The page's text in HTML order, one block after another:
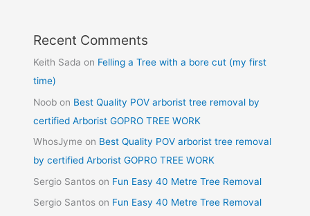
Recent Comments
Keith Sada on Felling a Tree with a bore cut (my first
time)
Noob on Best Quality POV arborist tree removal by
certified Arborist GOPRO TREE WORK
WhosJyme on Best Quality POV arborist tree removal
by certified Arborist GOPRO TREE WORK
Sergio Santos on Fun Easy 40 Metre Tree Removal
Sergio Santos on Fun Easy 40 Metre Tree Removal